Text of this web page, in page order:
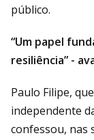
público.
“Um papel
resiliência” -
Paulo Filipe,
independente
confessou, nas